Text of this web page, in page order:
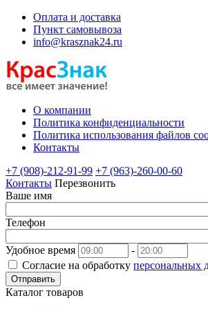
Оплата и доставка
Пункт самовывоза
info@krasznak24.ru
О компании
Политика конфиденциальности
Политика использования файлов
Контакты
+7 (908)-212-91-99 +7 (963)-260-00-60
Контакты Перезвонить
Ваше имя
Телефон
Удобное время
-
Согласие на обработку персональных
Отправить
Каталог товаров